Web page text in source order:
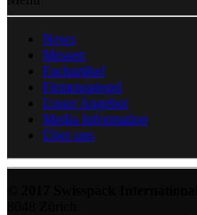
News
Messen
Fachartikel
Firmenspiegel
Unser Angebot
Media Information
Über uns